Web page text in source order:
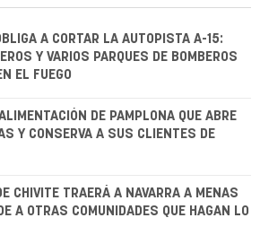
A CORTAR LA AUTOPISTA A-15:
Y VARIOS PARQUES DE BOMBEROS
EL FUEGO
DE PAMPLONA QUE ABRE
Y CONSERVA A SUS CLIENTES DE
CHIVITE TRAERÁ A NAVARRA A MENAS
A OTRAS COMUNIDADES QUE HAGAN LO